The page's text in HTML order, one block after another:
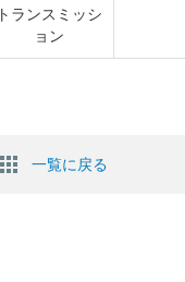
トランスミッシ
ョン
一覧に戻る